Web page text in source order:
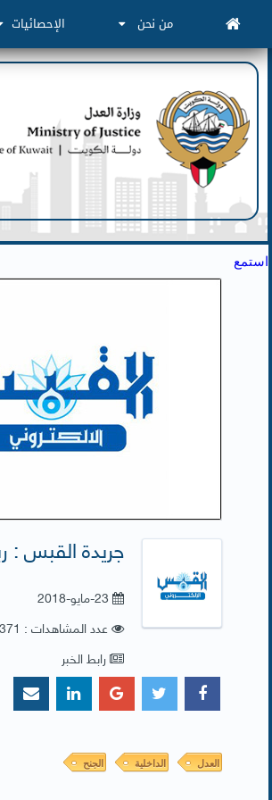
من نحن الإحصائيات
استمع
جريدة القبس :
23-مايو-2018
عدد المشاهدات : 1371
رابط الخبر
العدل الداخلية الجنح